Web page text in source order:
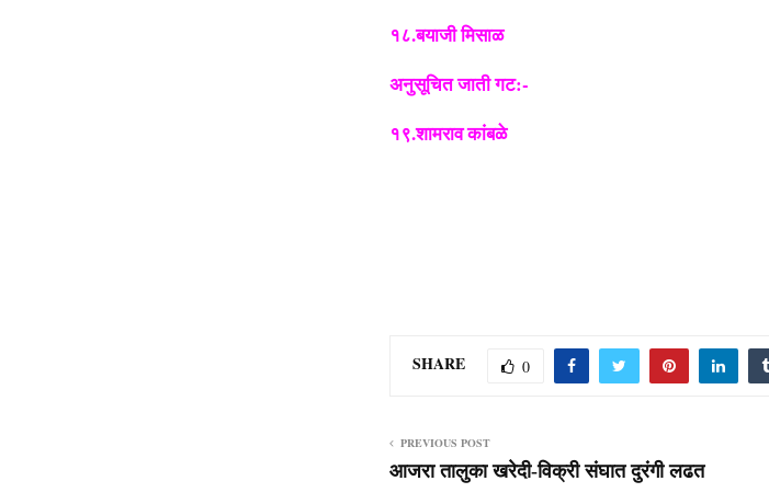
१८.बयाजी मिसाळ
अनुसूचित जाती गट:-
१९.शामराव कांबळे
SHARE 0
PREVIOUS POST
आजरा तालुका खरेदी-विक्री संघात दुरंगी लढत